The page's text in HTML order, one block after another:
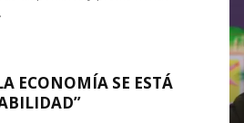
ECONOMÍA SE ESTÁ